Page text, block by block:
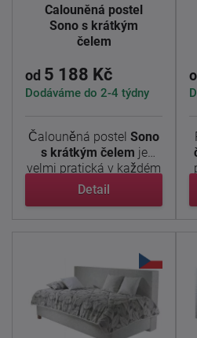
Čalouněná postel
Sono s krátkým
čelem
od 5 188 Kč
Dodáváme do 2-4 týdny
Čalouněná postel Sono
s krátkým čelem je
velmi pratická v každém
...
Detail